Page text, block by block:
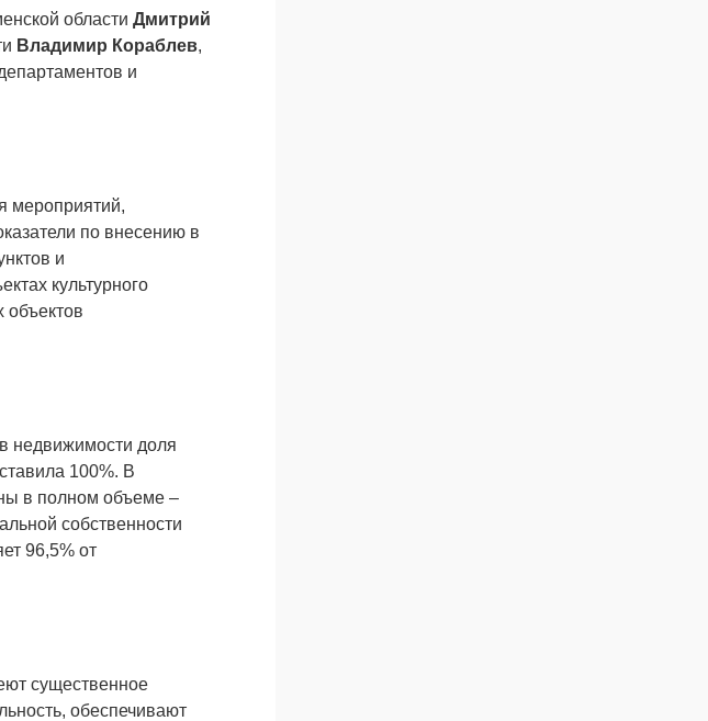
области Дмитрий
Владимир Кораблев,
и
мероприятий,
по внесению в
и
культурного
объектов
недвижимости доля
100%. В
в полном объеме –
собственности
96,5% от
существенное
обеспечивают